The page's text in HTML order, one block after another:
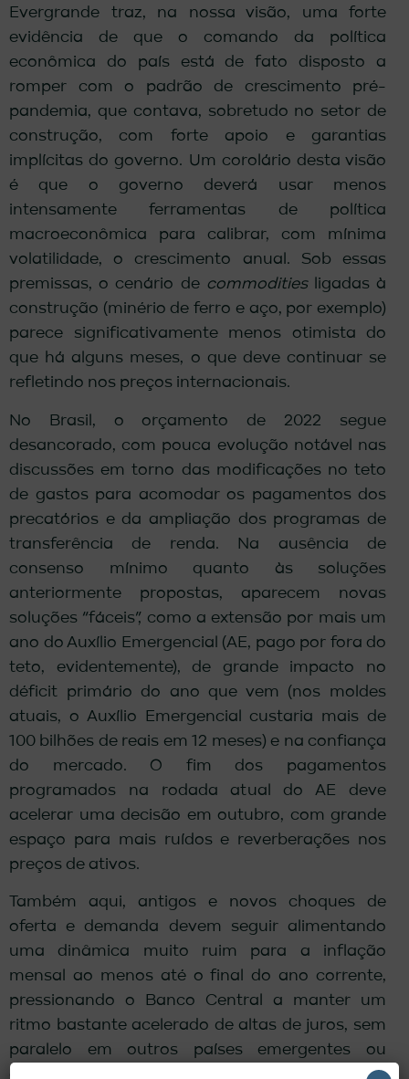
Evergrande traz, na nossa visão, uma forte
evidência de que o comando da política
econômica do país está de fato disposto a
romper com o padrão de crescimento pré-
pandemia, que contava, sobretudo no setor de
construção, com forte apoio e garantias
implícitas do governo. Um corolário desta visão
é que o governo deverá usar menos
intensamente ferramentas de política
macroeconômica para calibrar, com mínima
volatilidade, o crescimento anual. Sob essas
premissas, o cenário de commoditiesligadas à
construção (minério de ferro e aço, por exemplo)
parece significativamente menos otimista do
que há alguns meses, o que deve continuar se
refletindo nos preços internacionais.
No Brasil, o orçamento de 2022 segue
desancorado, com pouca evolução notável nas
discussões em torno das modificações no teto
de gastos para acomodar os pagamentos dos
precatórios e da ampliação dos programas de
transferência de renda. Na ausência de
consenso mínimo quanto às soluções
anteriormente propostas, aparecem novas
soluções “fáceis”, como a extensão por mais um
ano do Auxílio Emergencial (AE, pago por fora do
teto, evidentemente), de grande impacto no
déficit primário do ano que vem (nos moldes
atuais, o Auxílio Emergencial custaria mais de
100 bilhões de reais em 12 meses) e na confiança
do mercado. O fim dos pagamentos
programados na rodada atual do AE deve
acelerar uma decisão em outubro, com grande
espaço para mais ruídos e reverberações nos
preços de ativos.
Também aqui, antigos e novos choques de
oferta e demanda devem seguir alimentando
uma dinâmica muito ruim para a inflação
mensal ao menos até o final do ano corrente,
pressionando o Banco Central a manter um
ritmo bastante acelerado de altas de juros, sem
paralelo em outros países emergentes ou
desenvolvidos. Com a sinalização mais recente,